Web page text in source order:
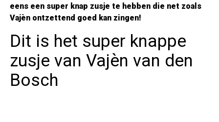
eens een super knap zusje te hebben die net zoals
Vajèn ontzettend goed kan zingen!
Dit is het super knappe
zusje van Vajèn van den
Bosch